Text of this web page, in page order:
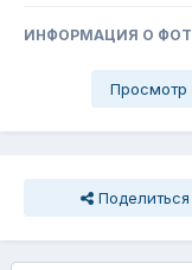
ИНФОРМАЦИЯ О
Просмотр
Поделиться